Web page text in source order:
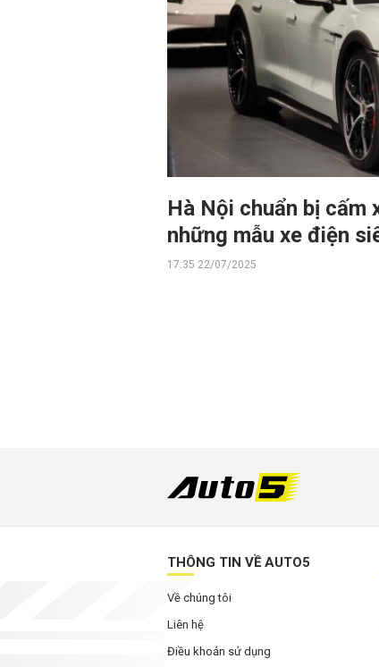
Hà Nội chuẩn bị cấm
những mẫu xe điện
17:35 22/07/2025
THÔNG TIN VỀ AUTO5
Về chúng tôi
Liên hệ
Điều khoản sử dụng